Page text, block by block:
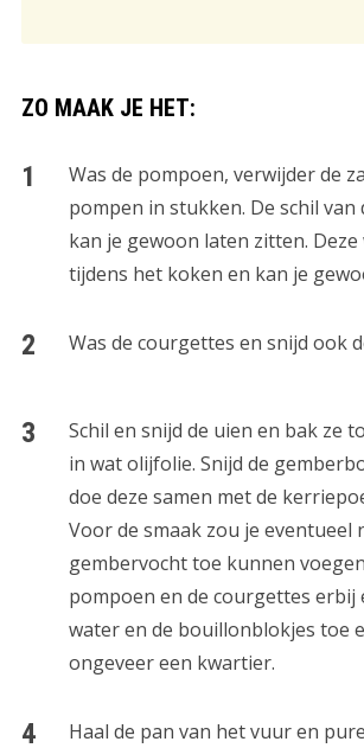
ZO MAAK JE HET:
Was de pompoen, verwijder de
pompen in stukken. De schil van
kan je gewoon laten zitten.
tijdens het koken en kan je
Was de courgettes en snijd ook
Schil en snijd de uien en bak ze
in wat olijfolie. Snijd de
doe deze samen met de
Voor de smaak zou je eventueel
gembervocht toe kunnen
pompoen en de courgettes erbij
water en de bouillonblokjes toe
ongeveer een kwartier.
Haal de pan van het vuur en